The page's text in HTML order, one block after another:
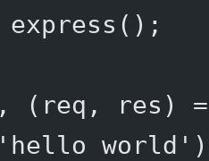
express ();
, ( req , res )
'hello world'